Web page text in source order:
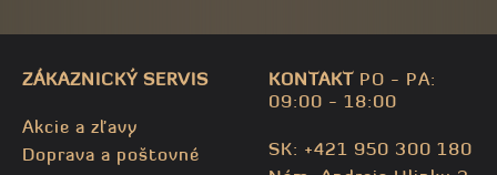
ZÁKAZNICKÝ SERVIS
Akcie a zľavy
Doprava a poštovné
KONTAKTPO - PA:
09:00 - 18:00
SK: +421 950 300 180